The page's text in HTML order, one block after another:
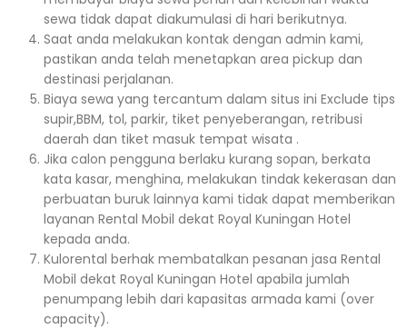
sewa tidak dapat diakumulasi di hari berikutnya.
Saat anda melakukan kontak dengan admin kami,
pastikan anda telah menetapkan area pickup dan
destinasi perjalanan.
Biaya sewa yang tercantum dalam situs ini Exclude tips
supir,BBM, tol, parkir, tiket penyeberangan, retribusi
daerah dan tiket masuk tempat wisata .
Jika calon pengguna berlaku kurang sopan, berkata
kata kasar, menghina, melakukan tindak kekerasan dan
perbuatan buruk lainnya kami tidak dapat memberikan
layanan Rental Mobil dekat Royal Kuningan Hotel
kepada anda.
Kulorental berhak membatalkan pesanan jasa Rental
Mobil dekat Royal Kuningan Hotel apabila jumlah
penumpang lebih dari kapasitas armada kami (over
capacity).